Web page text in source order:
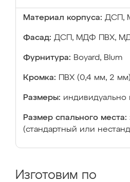
Материал корпуса: ДСП,
Фасад: ДСП, МДФ ПВХ,
Фурнитура: Boyard, Blum
Кромка: ПВХ (0,4 мм, 2 мм)
Размеры: индивидуально
Размер спального места:
(стандартный или
Изготовим по